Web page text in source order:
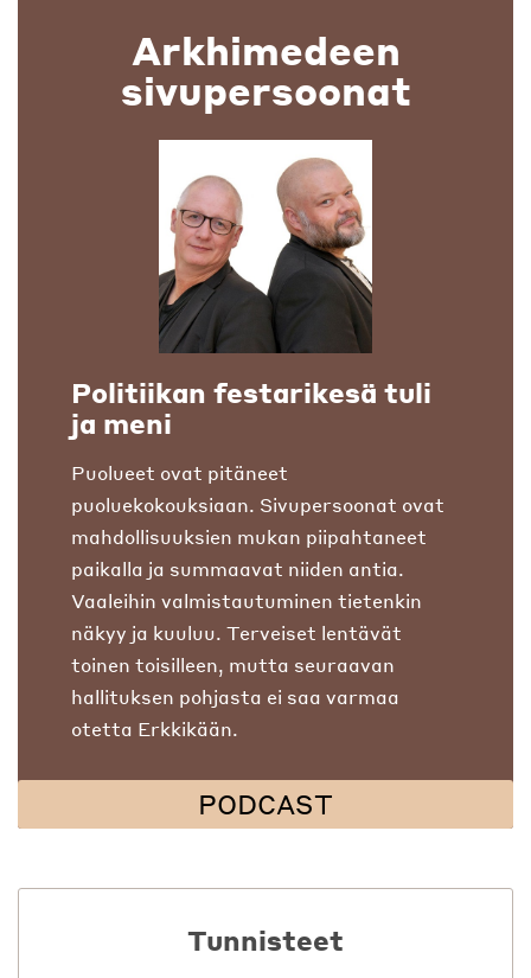
Arkhimedeen
sivupersoonat
Politiikan festarikesä tuli
ja meni
Puolueet ovat pitäneet
puoluekokouksiaan. Sivupersoonat ovat
mahdollisuuksien mukan piipahtaneet
paikalla ja summaavat niiden antia.
Vaaleihin valmistautuminen tietenkin
näkyy ja kuuluu. Terveiset lentävät
toinen toisilleen, mutta seuraavan
hallituksen pohjasta ei saa varmaa
otetta Erkkikään.
PODCAST
Tunnisteet